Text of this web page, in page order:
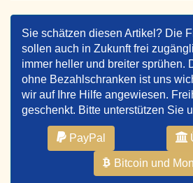
Sie schätzen diesen Artikel? Die
sollen auch in Zukunft frei
immer heller und breiter sprühen.
ohne Bezahlschranken ist uns
wir auf Ihre Hilfe angewiesen.
geschenkt. Bitte unterstützen Sie
PayPal
Bitcoin und